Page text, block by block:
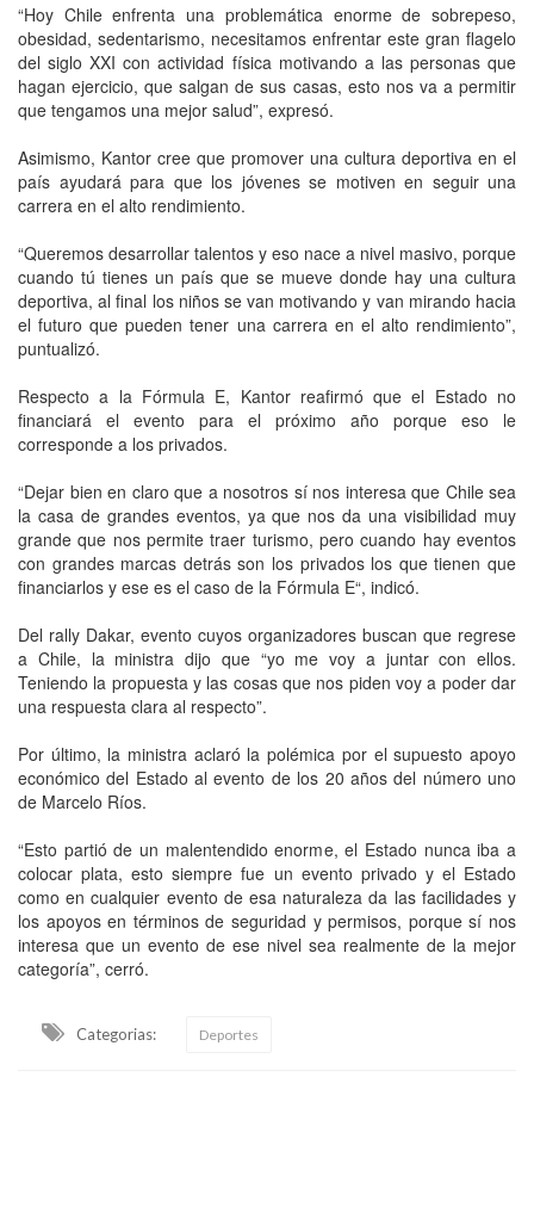
“Hoy Chile enfrenta una problemática enorme de sobrepeso,
obesidad, sedentarismo, necesitamos enfrentar este gran flagelo
del siglo XXI con actividad física motivando a las personas que
hagan ejercicio, que salgan de sus casas, esto nos va a permitir
que tengamos una mejor salud”, expresó.
Asimismo, Kantor cree que promover una cultura deportiva en el
país ayudará para que los jóvenes se motiven en seguir una
carrera en el alto rendimiento.
“Queremos desarrollar talentos y eso nace a nivel masivo, porque
cuando tú tienes un país que se mueve donde hay una cultura
deportiva, al final los niños se van motivando y van mirando hacia
el futuro que pueden tener una carrera en el alto rendimiento”,
puntualizó.
Respecto a la Fórmula E, Kantor reafirmó que el Estado no
financiará el evento para el próximo año porque eso le
corresponde a los privados.
“Dejar bien en claro que a nosotros sí nos interesa que Chile sea
la casa de grandes eventos, ya que nos da una visibilidad muy
grande que nos permite traer turismo, pero cuando hay eventos
con grandes marcas detrás son los privados los que tienen que
financiarlos y ese es el caso de la Fórmula E“, indicó.
Del rally Dakar, evento cuyos organizadores buscan que regrese
a Chile, la ministra dijo que “yo me voy a juntar con ellos.
Teniendo la propuesta y las cosas que nos piden voy a poder dar
una respuesta clara al respecto”.
Por último, la ministra aclaró la polémica por el supuesto apoyo
económico del Estado al evento de los 20 años del número uno
de Marcelo Ríos.
“Esto partió de un malentendido enorme, el Estado nunca iba a
colocar plata, esto siempre fue un evento privado y el Estado
como en cualquier evento de esa naturaleza da las facilidades y
los apoyos en términos de seguridad y permisos, porque sí nos
interesa que un evento de ese nivel sea realmente de la mejor
categoría”, cerró.
Categorias: Deportes